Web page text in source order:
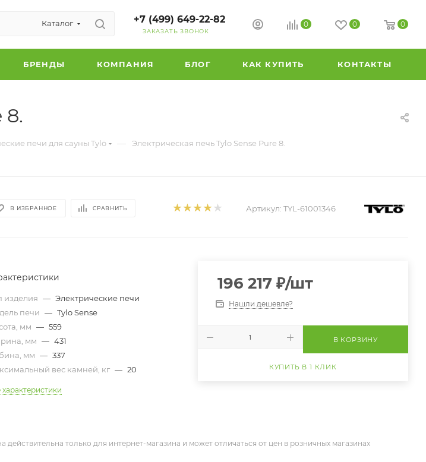
Каталог +7 (499) 649-22-82
ЗАКАЗАТЬ ЗВОНОК
0 0 0
БРЕНДЫ КОМПАНИЯ БЛОГ КАК КУПИТЬ КОНТАКТЫ
8.
печи для сауны Tylö — Электрическая печь Tylo Sense Pure 8.
В ИЗБРАННОЕ СРАВНИТЬ Артикул: TYL-61001346
изделия — Электрические печи
печи — Tylo Sense
мм — 559
мм — 431
мм — 337
вес камней, кг — 20
характеристики
196 217₽/шт
Нашли дешевле?
В КОРЗИНУ
КУПИТЬ В 1 КЛИК
действительна только для интернет-магазина и может отличаться от цен в розничных магазинах